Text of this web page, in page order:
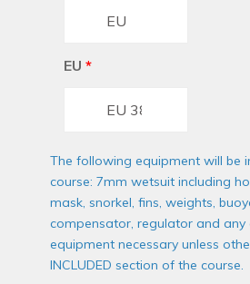
EU *
The following equipment will be
course: 7mm wetsuit including
mask, snorkel, fins, weights,
compensator, regulator and any
equipment necessary unless
INCLUDED section of the course.